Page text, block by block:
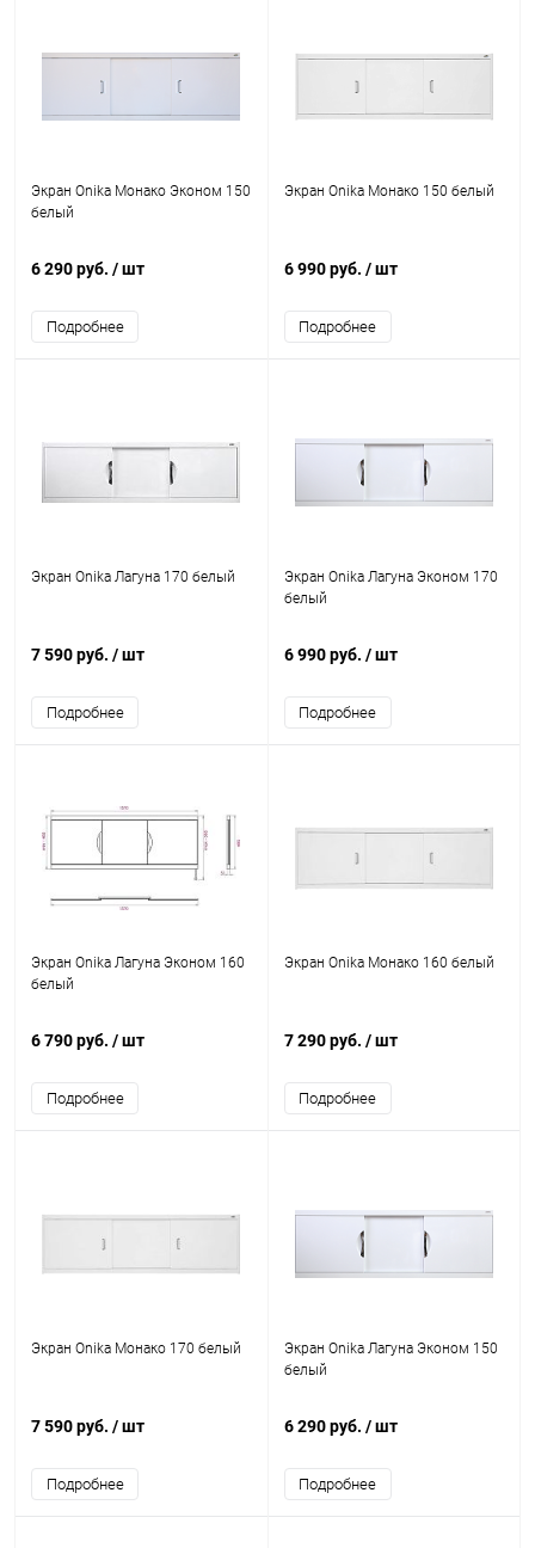
Экран Onika Монако Эконом 150
белый
6 290 руб. / шт
Подробнее
Экран Onika Монако 150 белый
6 990 руб. / шт
Подробнее
Экран Onika Лагуна 170 белый
7 590 руб. / шт
Подробнее
Экран Onika Лагуна Эконом 170
белый
6 990 руб. / шт
Подробнее
Экран Onika Лагуна Эконом 160
белый
6 790 руб. / шт
Подробнее
Экран Onika Монако 160 белый
7 290 руб. / шт
Подробнее
Экран Onika Монако 170 белый
7 590 руб. / шт
Подробнее
Экран Onika Лагуна Эконом 150
белый
6 290 руб. / шт
Подробнее